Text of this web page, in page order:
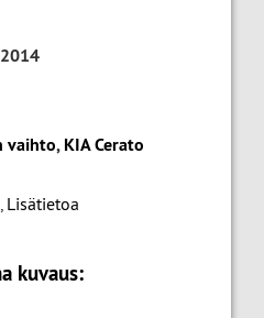
vaihto,KIA Cerato
, Lisätietoa
kuvaus: